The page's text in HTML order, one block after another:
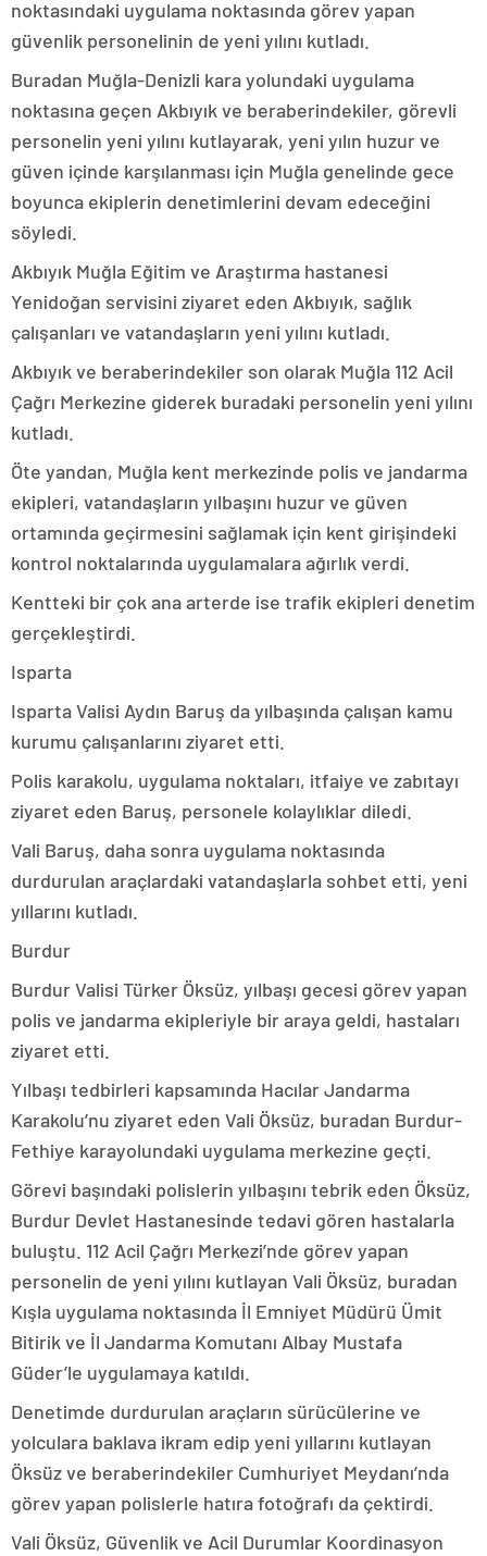
noktasındaki uygulama noktasında görev yapan
güvenlik personelinin de yeni yılını kutladı.
Buradan Muğla-Denizli kara yolundaki uygulama
noktasına geçen Akbıyık ve beraberindekiler, görevli
personelin yeni yılını kutlayarak, yeni yılın huzur ve
güven içinde karşılanması için Muğla genelinde gece
boyunca ekiplerin denetimlerini devam edeceğini
söyledi.
Akbıyık Muğla Eğitim ve Araştırma hastanesi
Yenidoğan servisini ziyaret eden Akbıyık, sağlık
çalışanları ve vatandaşların yeni yılını kutladı.
Akbıyık ve beraberindekiler son olarak Muğla 112 Acil
Çağrı Merkezine giderek buradaki personelin yeni yılını
kutladı.
Öte yandan, Muğla kent merkezinde polis ve jandarma
ekipleri, vatandaşların yılbaşını huzur ve güven
ortamında geçirmesini sağlamak için kent girişindeki
kontrol noktalarında uygulamalara ağırlık verdi.
Kentteki bir çok ana arterde ise trafik ekipleri denetim
gerçekleştirdi.
Isparta
Isparta Valisi Aydın Baruş da yılbaşında çalışan kamu
kurumu çalışanlarını ziyaret etti.
Polis karakolu, uygulama noktaları, itfaiye ve zabıtayı
ziyaret eden Baruş, personele kolaylıklar diledi.
Vali Baruş, daha sonra uygulama noktasında
durdurulan araçlardaki vatandaşlarla sohbet etti, yeni
yıllarını kutladı.
Burdur
Burdur Valisi Türker Öksüz, yılbaşı gecesi görev yapan
polis ve jandarma ekipleriyle bir araya geldi, hastaları
ziyaret etti.
Yılbaşı tedbirleri kapsamında Hacılar Jandarma
Karakolu’nu ziyaret eden Vali Öksüz, buradan Burdur-
Fethiye karayolundaki uygulama merkezine geçti.
Görevi başındaki polislerin yılbaşını tebrik eden Öksüz,
Burdur Devlet Hastanesinde tedavi gören hastalarla
buluştu. 112 Acil Çağrı Merkezi’nde görev yapan
personelin de yeni yılını kutlayan Vali Öksüz, buradan
Kışla uygulama noktasında İl Emniyet Müdürü Ümit
Bitirik ve İl Jandarma Komutanı Albay Mustafa
Güder’le uygulamaya katıldı.
Denetimde durdurulan araçların sürücülerine ve
yolculara baklava ikram edip yeni yıllarını kutlayan
Öksüz ve beraberindekiler Cumhuriyet Meydanı’nda
görev yapan polislerle hatıra fotoğrafı da çektirdi.
Vali Öksüz, Güvenlik ve Acil Durumlar Koordinasyon